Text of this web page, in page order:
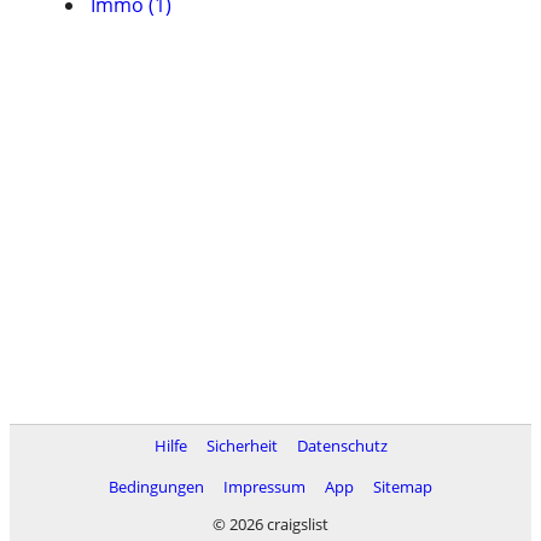
Hilfe Sicherheit
Datenschutz
Bedingungen
Impressum App
Sitemap
© 2026 craigslist